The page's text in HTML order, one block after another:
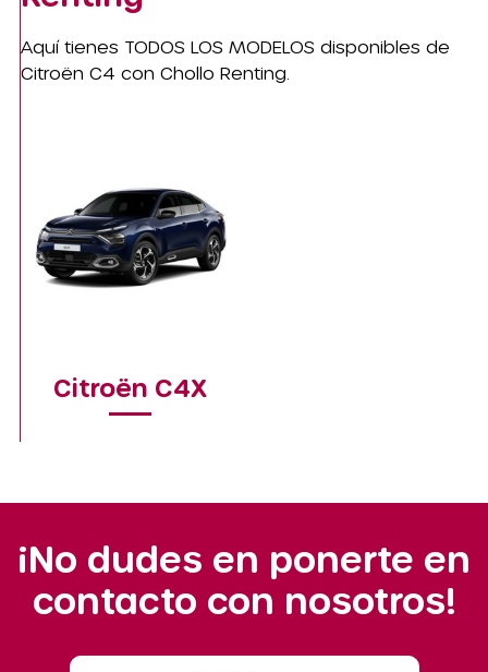
Aquí tienes TODOS LOS MODELOS disponibles de
Citroën C4 con Chollo Renting.
Citroën C4X
¡No dudes en ponerte en
contacto con nosotros!